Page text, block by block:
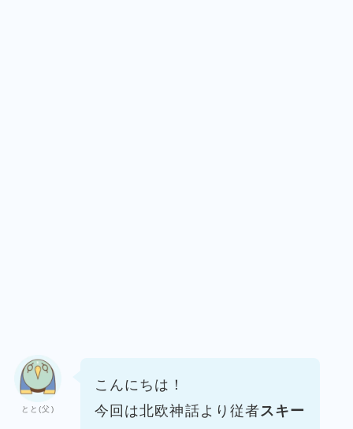
とと(父)
こんにちは！
今回は北欧神話より従者スキー